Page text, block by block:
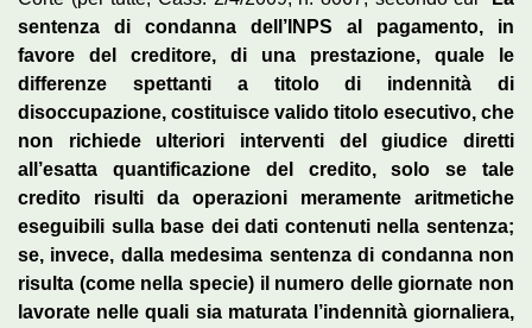
sentenza di condanna dell’INPS al pagamento, in
favore del creditore, di una prestazione, quale le
differenze spettanti a titolo di indennità di
disoccupazione, costituisce valido titolo esecutivo, che
non richiede ulteriori interventi del giudice diretti
all’esatta quantificazione del credito, solo se tale
credito risulti da operazioni meramente aritmetiche
eseguibili sulla base dei dati contenuti nella sentenza;
se, invece, dalla medesima sentenza di condanna non
risulta (come nella specie) il numero delle giornate non
lavorate nelle quali sia maturata l’indennità giornaliera,